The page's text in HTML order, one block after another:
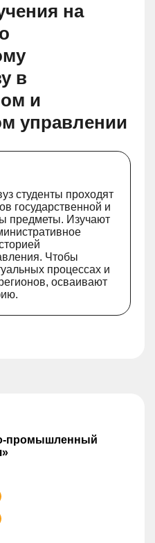
на
в
и
управлении
студенты проходят
государственной и
предметы. Изучают
Чтобы
процессах и
осваивают
промышленный